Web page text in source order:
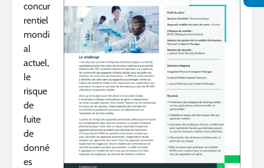
concur
rentiel
mondi
al
actuel,
le
risque
de
fuite
de
donné
es